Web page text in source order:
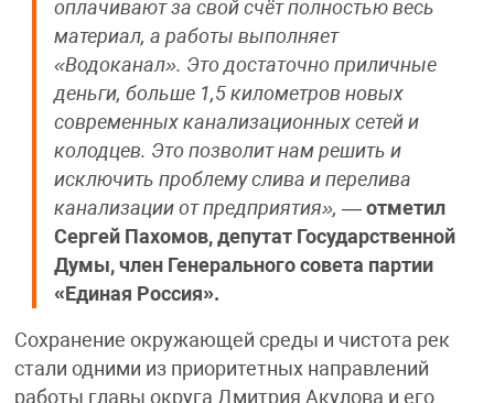
оплачивают за свой счёт полностью весь
материал, а работы выполняет
«Водоканал». Это достаточно приличные
деньги, больше 1,5 километров новых
современных канализационных сетей и
колодцев. Это позволит нам решить и
исключить проблему слива и перелива
канализации от предприятия», —отметил
Сергей Пахомов, депутат Государственной
Думы, член Генерального совета партии
«Единая Россия».
Сохранение окружающей среды и чистота рек
стали одними из приоритетных направлений
работы главы округа Дмитрия Акулова и его